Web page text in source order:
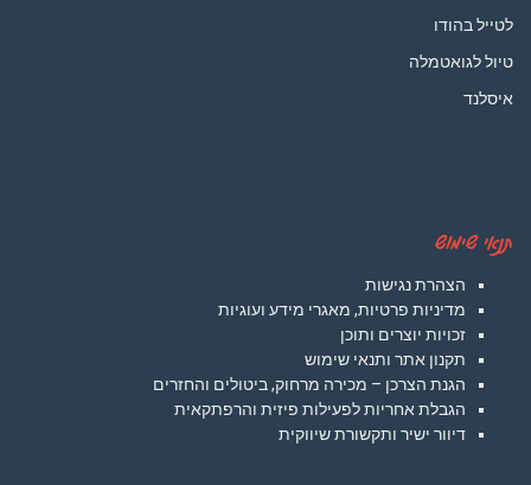
לטייל בהודו
טיול לגואטמלה
איסלנד
תנאי שימוש
הצהרת נגישות
מדיניות פרטיות, מאגרי מידע ועוגיות
זכויות יוצרים ותוכן
תקנון אתר ותנאי שימוש
הגנת הצרכן – מכירה מרחוק, ביטולים והחזרים
הגבלת אחריות לפעילות פיזית והרפתקאית
דיוור ישיר ותקשורת שיווקית